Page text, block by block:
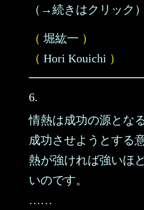
（→続きはクリック）
（ 堀紘一 ）
（ Hori Kouichi ）
6.
情熱は成功の源とな
成功させようとする
熱が強ければ強いほ
いのです。
……